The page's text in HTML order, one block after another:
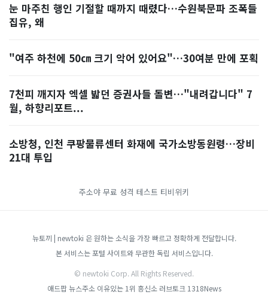
눈 마주친 행인 기절할 때까지 때렸다…수원북문파 조폭들
집유, 왜
"여주 하천에 50㎝ 크기 악어 있어요"…30여분 만에 포획
7천피 깨지자 엑셀 밟던 증권사들 돌변…"내려갑니다" 7
월, 하향리포트...
소방청, 인천 쿠팡물류센터 화재에 국가소방동원령…장비
21대 투입
주소야 무료 성격 테스트 티비위키
뉴토끼 | newtoki 은 원하는 소식을 가장 빠르고 정확하게 전달합니다.
본 서비스는 포털 사이트와 무관한 독립 서비스입니다.
© newtoki Corp. All Rights Reserved.
애드팝 뉴스주소 이유있는 1위 흥신소 러브토크 1318News